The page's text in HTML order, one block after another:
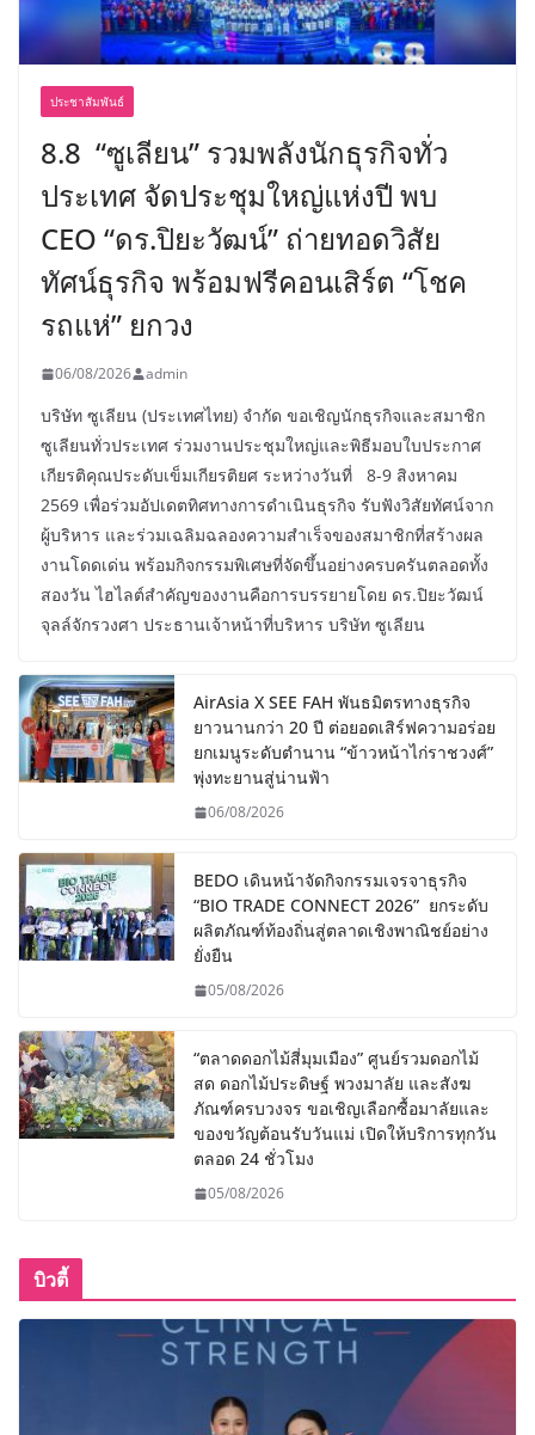
ประชาสัมพันธ์
8.8 “ซูเลียน” รวมพลังนักธุรกิจทั่ว
ประเทศ จัดประชุมใหญ่แห่งปี พบ
CEO “ดร.ปิยะวัฒน์” ถ่ายทอดวิสัย
ทัศน์ธุรกิจ พร้อมฟรีคอนเสิร์ต “โชค
รถแห่” ยกวง
06/08/2026 admin
บริษัท ซูเลียน (ประเทศไทย) จำกัด ขอเชิญนักธุรกิจและสมาชิก
ซูเลียนทั่วประเทศ ร่วมงานประชุมใหญ่และพิธีมอบใบประกาศ
เกียรติคุณประดับเข็มเกียรติยศ ระหว่างวันที่ 8-9 สิงหาคม
2569 เพื่อร่วมอัปเดตทิศทางการดำเนินธุรกิจ รับฟังวิสัยทัศน์จาก
ผู้บริหาร และร่วมเฉลิมฉลองความสำเร็จของสมาชิกที่สร้างผล
งานโดดเด่น พร้อมกิจกรรมพิเศษที่จัดขึ้นอย่างครบครันตลอดทั้ง
สองวัน ไฮไลต์สำคัญของงานคือการบรรยายโดย ดร.ปิยะวัฒน์
จุลล์จักรวงศา ประธานเจ้าหน้าที่บริหาร บริษัท ซูเลียน
AirAsia X SEE FAH พันธมิตรทางธุรกิจ
ยาวนานกว่า 20 ปี ต่อยอดเสิร์ฟความอร่อย
ยกเมนูระดับตำนาน “ข้าวหน้าไก่ราชวงศ์”
พุ่งทะยานสู่น่านฟ้า
06/08/2026
BEDO เดินหน้าจัดกิจกรรมเจรจาธุรกิจ
“BIO TRADE CONNECT 2026” ยกระดับ
ผลิตภัณฑ์ท้องถิ่นสู่ตลาดเชิงพาณิชย์อย่าง
ยั่งยืน
05/08/2026
“ตลาดดอกไม้สี่มุมเมือง” ศูนย์รวมดอกไม้
สด ดอกไม้ประดิษฐ์ พวงมาลัย และสังฆ
ภัณฑ์ครบวงจร ขอเชิญเลือกซื้อมาลัยและ
ของขวัญต้อนรับวันแม่ เปิดให้บริการทุกวัน
ตลอด 24 ชั่วโมง
05/08/2026
บิวตี้